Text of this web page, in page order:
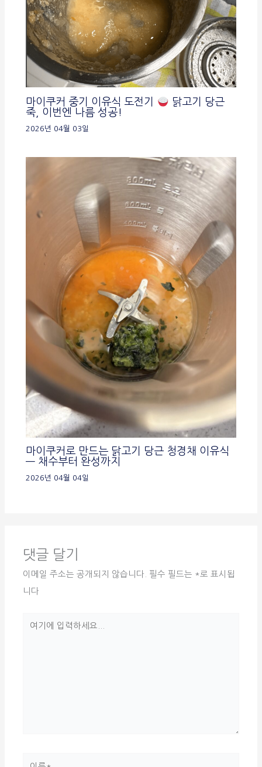
마이쿠커 중기 이유식 도전기
닭고기 당근
죽, 이번엔 나름 성공!
2026년 04월 03일
마이쿠커로 만드는 닭고기 당근 청경채 이유식
— 채수부터 완성까지
2026년 04월 04일
댓글 달기
이메일 주소는 공개되지 않습니다. 필수 필드는 * 로 표시됩
니다